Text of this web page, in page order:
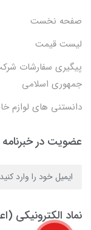
صفحه نخست
لیست قیمت
پیگیری سفارشات
جمهوری اسلامی
دانستنی های لوازم
عضویت در خبرنامه
نماد الکترونیکی